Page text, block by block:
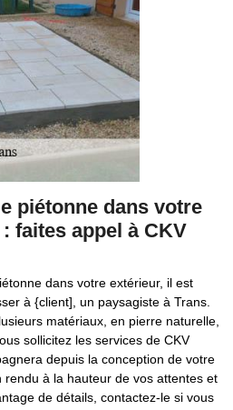
piétonne dans votre
faites appel à CKV
dans votre extérieur, il est
à {client], un paysagiste à Trans.
matériaux, en pierre naturelle,
sollicitez les services de CKV
depuis la conception de votre
rendu à la hauteur de vos attentes et
de détails, contactez-le si vous